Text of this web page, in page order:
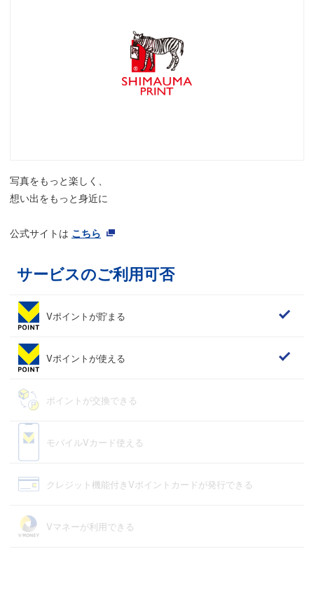
写真をもっと楽しく、
想い出をもっと身近に
公式サイトは こちら
サービスのご利用可否
Vポイントが貯まる
Vポイントが使える
ポイントが交換できる
モバイルVカード使える
クレジット機能付きVポイントカードが発行できる
Vマネーが利用できる